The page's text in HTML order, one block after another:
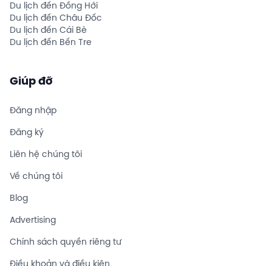
Du lịch đến Đồng Hới
Du lịch đến Châu Đốc
Du lịch đến Cái Bè
Du lịch đến Bến Tre
Giúp đỡ
Đăng nhập
Đăng ký
Liên hệ chúng tôi
Về chúng tôi
Blog
Advertising
Chính sách quyền riêng tư